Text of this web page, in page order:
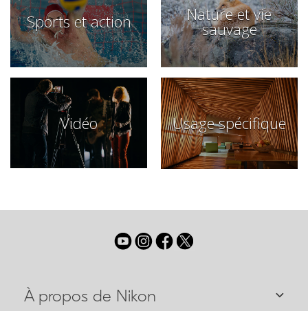
Sports et action Nature et vie
sauvage
Vidéo Usage spécifique
À propos de Nikon